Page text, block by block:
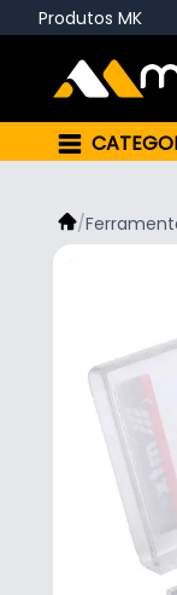
Produtos MK
/